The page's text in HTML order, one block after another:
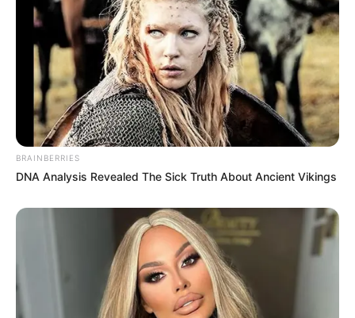
BRAINBERRIES
DNA Analysis Revealed The Sick Truth About Ancient Vikings